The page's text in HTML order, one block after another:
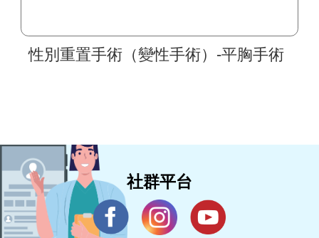
性別重置手術（變性手術）-平胸手術
社群平台